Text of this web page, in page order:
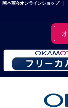
岡本商会オンラインショップ ｜